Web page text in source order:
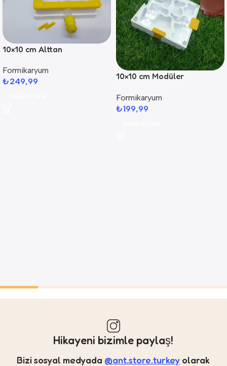
10×10 cm Alttan
Formikaryum
₺249,99
10×10 cm Modüler
Formikaryum
₺199,99
Hikayeni bizimle paylaş!
Bizi sosyal medyada @ant.store.turkey olarak